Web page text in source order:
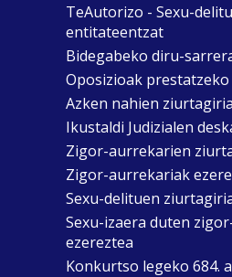
TeAutorizo - Sexu-
entitateentzat
Bidegabeko diru-
Oposizioak
Azken nahien ziurtagiria
Ikustaldi Judizialen
Zigor-aurrekarien
Zigor-aurrekariak
Sexu-delituen
Sexu-izaera duten
ezereztea
Konkurtso legeko 684.